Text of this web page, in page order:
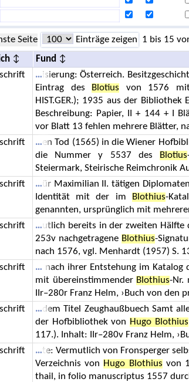
Seite Einträge zeigen 1 bis 15
Fund
isierung: Österreich.
Eintrag des
Blotius von 1576 mit
HIST.GER.); 1935 aus der Bibliothek
Beschreibung: Papier, II + 144 + I
vor Blatt 13 fehlen mehrere Blätter,
en Tod (1565) in die Wiener
die Nummer y 5537 des
Blotius
Steiermark, Steirische Reimchronik
ür Maximilian II. tätigen
Identität mit der im
Blothius-
genannten, ursprünglich mit
utlich bereits in der zweiten Hälfte
253v nachgetragene Blothius-
nach 1576, vgl. Menhardt (1957) S.
nach ihrer Entstehung im Katalog
mit übereinstimmender Blothius-Nr.
IIr–280r Franz Helm, ›Buch von den
dem Titel Zeughaußbuech Samt
der Hofbibliothek von Hugo Blothius
117.). Inhalt: IIr–280v Franz Helm,
te: Vermutlich von Fronsperger
Verzeichnis von Hugo Blothius von
thail, in folio manuscriptus 1557